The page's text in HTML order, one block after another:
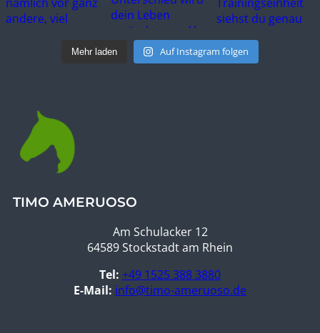
Mehr laden Auf Instagram folgen
TIMO AMERUOSO
Am Schulacker 12
64589 Stockstadt am Rhein
Tel: +49 1525 388 3880
E-Mail: info@timo-ameruoso.de